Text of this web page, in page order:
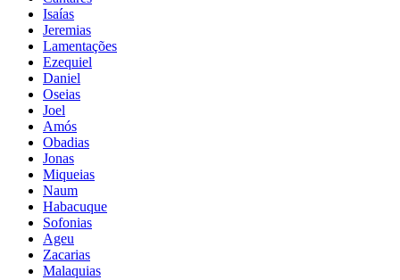
Isaías
Jeremias
Lamentações
Ezequiel
Daniel
Oseias
Joel
Amós
Obadias
Jonas
Miqueias
Naum
Habacuque
Sofonias
Ageu
Zacarias
Malaquias